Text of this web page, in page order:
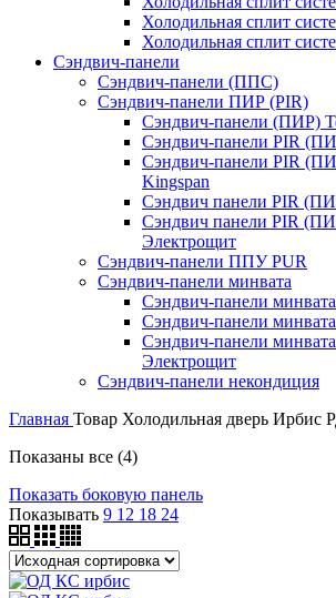
Холодильная сплит
Холодильная сплит
Сэндвич-панели
Сэндвич‑панели (ППС)
Сэндвич-панели ПИР (PIR)
Сэндвич‑панели (ПИР)
Сэндвич-панели PIR
Сэндвич-панели PIR
Kingspan
Сэндвич панели PIR
Сэндвич панели PIR
Электрощит
Сэндвич-панели ППУ PUR
Сэндвич-панели минвата
Сэндвич-панели
Сэндвич-панели
Сэндвич-панели
Электрощит
Сэндвич-панели некондиция
Главная Товар Холодильная дверь Ирбис
Показаны все (4)
Показать боковую панель
Показывать 9 12 18 24